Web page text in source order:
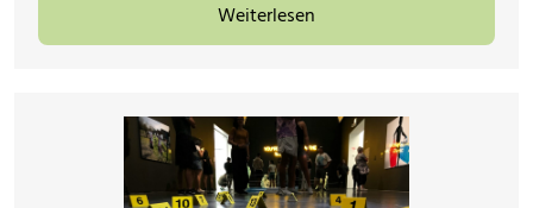
Weiterlesen